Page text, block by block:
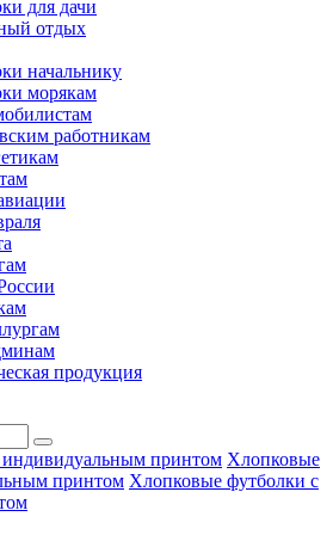
для дачи
отдых
начальнику
морякам
работникам
продукция
принтом Хлопковые
принтом Хлопковые футболки с